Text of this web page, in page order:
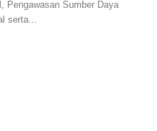
Pengawasan Sumber Daya
serta...